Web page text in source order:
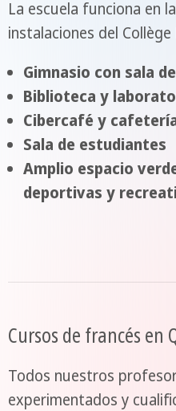
La escuela funciona en
instalaciones del Collège
Gimnasio con sala
Biblioteca y
Cibercafé y
Sala de estudiantes
Amplio espacio
deportivas y
Cursos de francés en
Todos nuestros
experimentados y